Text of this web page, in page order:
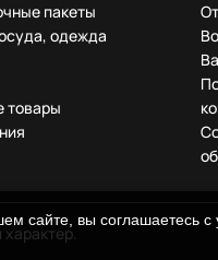
пакеты
одежда
товары
сайте, вы соглашаетесь с